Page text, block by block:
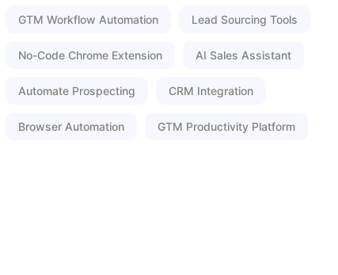
GTM Workflow Automation Lead Sourcing Tools
No-Code Chrome Extension AI Sales Assistant
Automate Prospecting CRM Integration
Browser Automation GTM Productivity Platform